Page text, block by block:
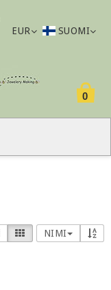
EUR SUOMI
0
NIMI